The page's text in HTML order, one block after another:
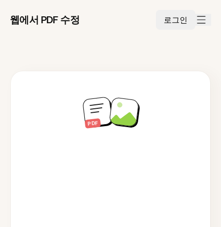
웹에서 PDF 수정 로그인